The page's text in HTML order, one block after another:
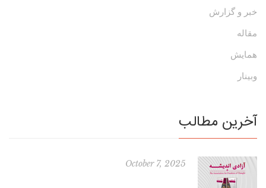
خبر و گزارش
مقاله
همایش
وبینار
آخرین مطالب
October 7, 2025